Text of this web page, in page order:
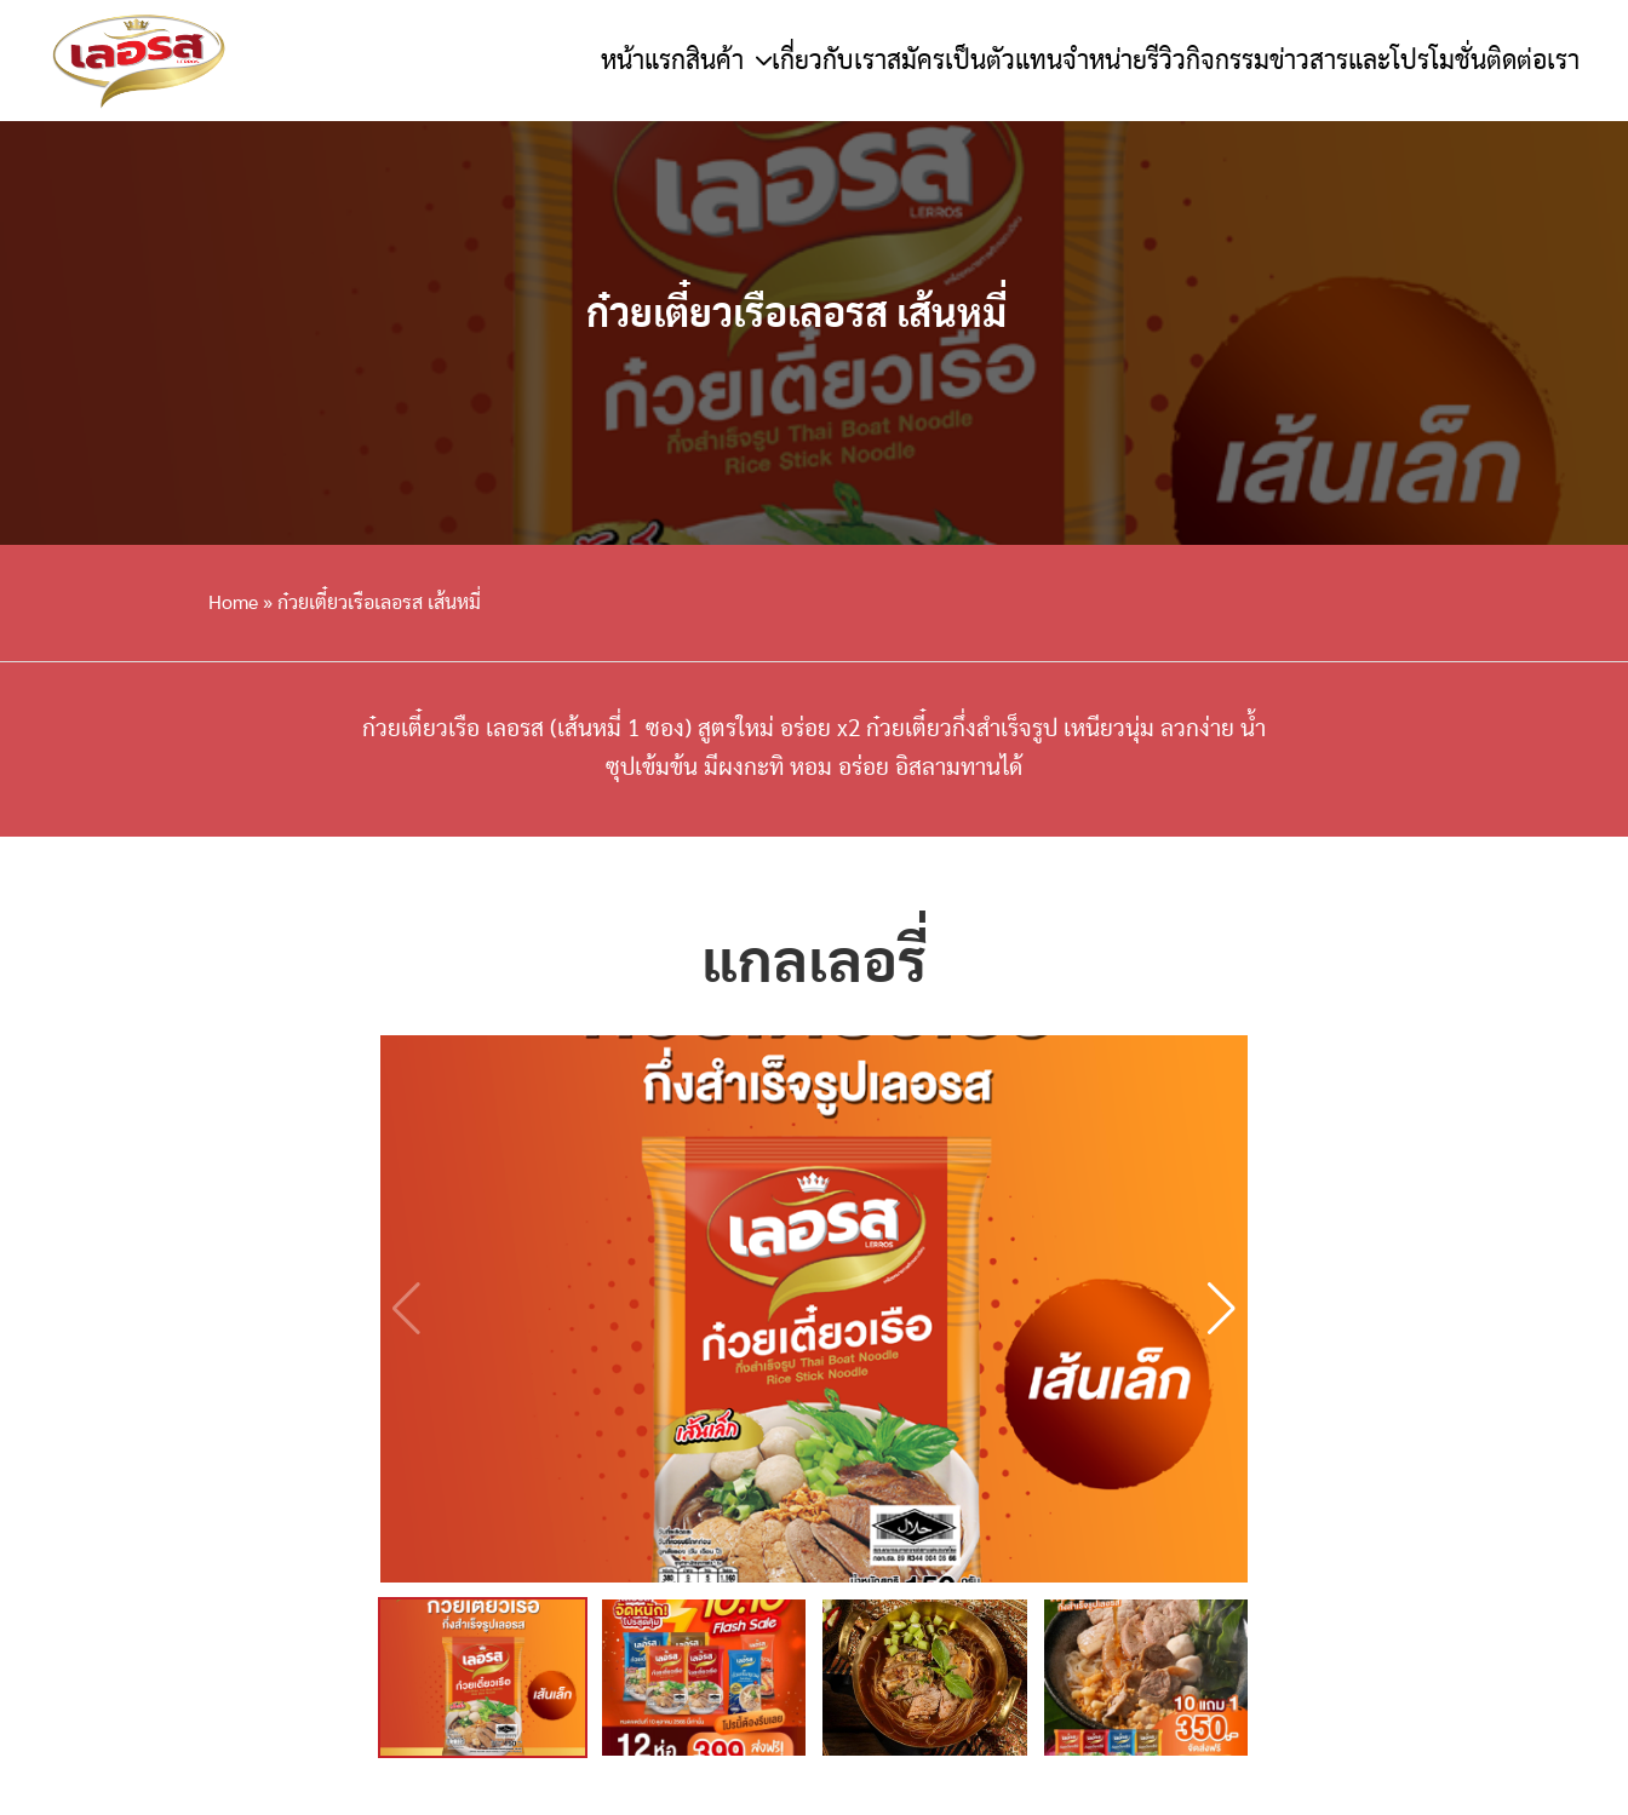
หน้าแรกสินค้า เกี่ยวกับเราสมัครเป็นตัวแทนจำหน่ายรีวิวกิจกรรมข่าวสารและโปรโมชั่นติดต่อเรา
ก๋วยเตี๋ยวเรือเลอรส เส้นหมี่
Home » ก๋วยเตี๋ยวเรือเลอรส เส้นหมี่
ก๋วยเตี๋ยวเรือ เลอรส (เส้นหมี่ 1 ซอง) สูตรใหม่ อร่อย x2 ก๋วยเตี๋ยวกึ่งสำเร็จรูป เหนียวนุ่ม ลวกง่าย น้ำ
ซุปเข้มข้น มีผงกะทิ หอม อร่อย อิสลามทานได้
แกลเลอรี่